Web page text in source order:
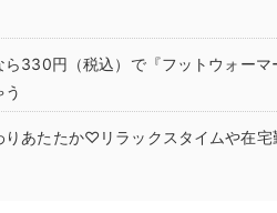
330円（税込）で『フットウォーマ
りあたたか♡リラックスタイムや在宅